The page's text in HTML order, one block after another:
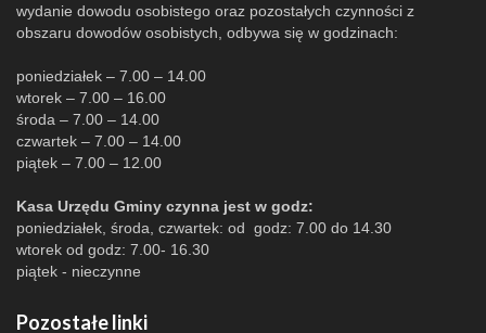
wydanie dowodu osobistego oraz pozostałych czynności z
obszaru dowodów osobistych, odbywa się w godzinach:
poniedziałek – 7.00 – 14.00
wtorek – 7.00 – 16.00
środa – 7.00 – 14.00
czwartek – 7.00 – 14.00
piątek – 7.00 – 12.00
Kasa Urzędu Gminy czynna jest w godz:
poniedziałek, środa, czwartek: od godz: 7.00 do 14.30
wtorek od godz: 7.00- 16.30
piątek - nieczynne
Pozostałe linki